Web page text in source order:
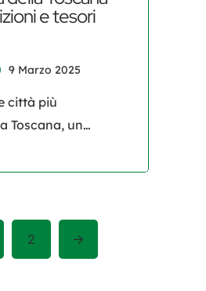
e tesori
9 Marzo 2025
città più
Toscana, un
cultura e le sue
ben
non è solo una
passaggio, ma
2